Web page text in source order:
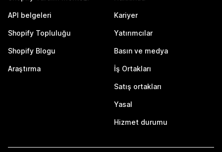
API belgeleri
Shopify Topluluğu
Shopify Blogu
Araştırma
Kariyer
Yatırımcılar
Basın ve medya
İş Ortakları
Satış ortakları
Yasal
Hizmet durumu